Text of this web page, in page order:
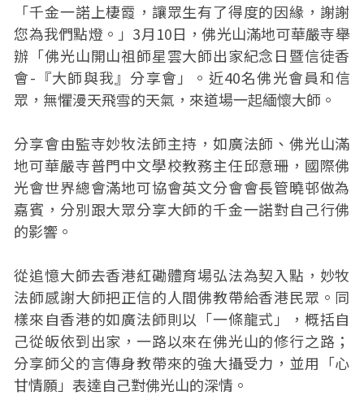
「千金一諾上棲霞，讓眾生有了得度的因緣，謝謝
您為我們點燈。」3月10日，佛光山滿地可華嚴寺舉
辦「佛光山開山祖師星雲大師出家紀念日暨信徒香
會-『大師與我』分享會」。近40名佛光會員和信
眾，無懼漫天飛雪的天氣，來道場一起緬懷大師。
分享會由監寺妙牧法師主持，如廣法師、佛光山滿
地可華嚴寺普門中文學校教務主任邱意珊，國際佛
光會世界總會滿地可協會英文分會會長管曉邨做為
嘉賓，分別跟大眾分享大師的千金一諾對自己行佛
的影響。
從追憶大師去香港紅磡體育場弘法為契入點，妙牧
法師感謝大師把正信的人間佛教帶給香港民眾。同
樣來自香港的如廣法師則以「一條龍式」，概括自
己從皈依到出家，一路以來在佛光山的修行之路；
分享師父的言傳身教帶來的強大攝受力，並用「心
甘情願」表達自己對佛光山的深情。